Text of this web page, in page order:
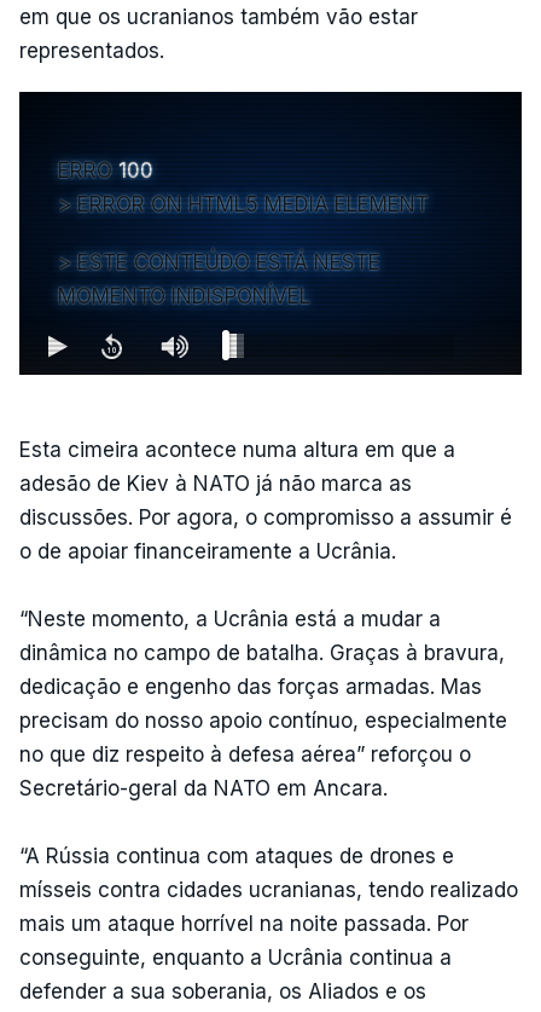
em que os ucranianos também vão estar
representados.
ERRO 100
ERROR ON HTML5 MEDIA ELEMENT
ESTE CONTEÚDO ESTÁ NESTE
MOMENTO INDISPONÍVEL
Esta cimeira acontece numa altura em que a
adesão de Kiev à NATO já não marca as
discussões. Por agora, o compromisso a assumir é
o de apoiar financeiramente a Ucrânia.
“Neste momento, a Ucrânia está a mudar a
dinâmica no campo de batalha. Graças à bravura,
dedicação e engenho das forças armadas. Mas
precisam do nosso apoio contínuo, especialmente
no que diz respeito à defesa aérea” reforçou o
Secretário-geral da NATO em Ancara.
“A Rússia continua com ataques de drones e
mísseis contra cidades ucranianas, tendo realizado
mais um ataque horrível na noite passada. Por
conseguinte, enquanto a Ucrânia continua a
defender a sua soberania, os Aliados e os